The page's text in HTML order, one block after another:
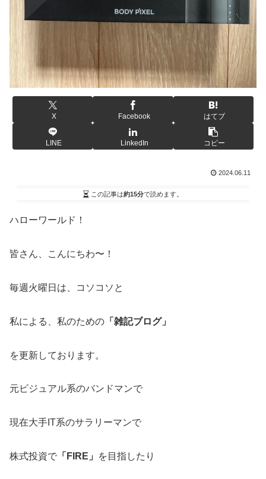
X Facebook はてブ
LINE LinkedIn コピー
2024.06.11
この記事は約15分で読めます。
ハローワールド！
皆さん、こんにちわ〜！
毎週火曜日は、コソコソと
私による、私のための 「雑記ブログ」
を更新しております。
元ビジュアル系のバンドマンで
現在大手IT系のサラリーマンで
株式投資で 「FIRE」 を目指したり